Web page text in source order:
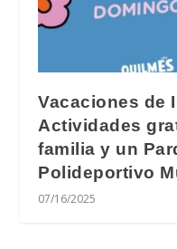
Vacaciones de
Actividades
familia y un
Polideportivo
07/16/2025